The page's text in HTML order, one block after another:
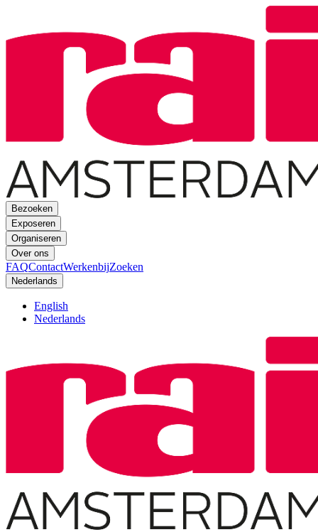
Bezoeken
Exposeren
Organiseren
Over ons
FAQContactWerkenbijZoeken
Nederlands
English
Nederlands